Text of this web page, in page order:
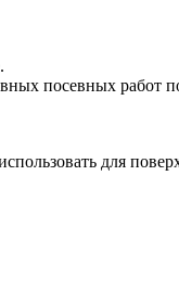
посевных работ
для